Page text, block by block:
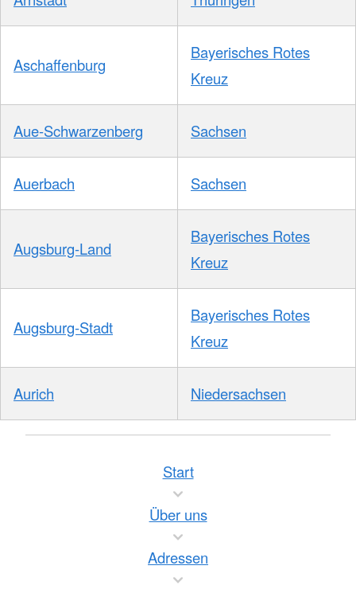
Aschaffenburg
Bayerisches Rotes
Kreuz
Aue-Schwarzenberg Sachsen
Auerbach Sachsen
Augsburg-Land
Bayerisches Rotes
Kreuz
Augsburg-Stadt
Bayerisches Rotes
Kreuz
Aurich Niedersachsen
Start
Über uns
Adressen